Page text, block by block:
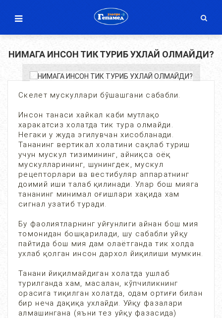
НИМАГА ИНСОН ТИК ТУРИБ УХЛАЙ ОЛМАЙДИ?
Скелет мускуллари бўшашгани сабабли.
Инсон танаси хайкал каби мутлақо
харакатсиз холатда тик тура олмайди.
Негаки у жуда эгилувчан хисобланади.
Тананинг вертикал холатини сақлаб туриш
учун мускул тизимининг, айниқса оёқ
мускулларининг, шунингдек, мускул
рецепторлари ва вестибуляр аппаратнинг
доимий иши талаб қилинади. Улар бош мияга
тананинг минимал оғишлари хақида хам
сигнал узатиб туради.
Бу фаолиятларнинг уйғунлиги айнан бош мия
томонидан бошқарилади, шу сабабли уйқу
пайтида бош мия дам олаётганда тик холда
ухлаб қолган инсон дархол йиқилиши мумкин.
Танани йиқилмайдиган холатда ушлаб
турилганда хам, масалан, кўпчиликнинг
орасига тиқилган холатда, одам ортиғи билан
бир неча дақиқа ухлайди. Уйқу фазалари
алмашингана (яъни тез уйқу фазасида)